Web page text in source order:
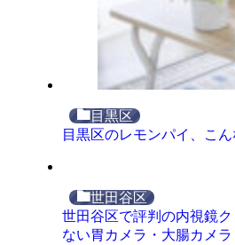
目黒区
目黒区のレモンパイ、こ
世田谷区
世田谷区で評判の内視鏡ク
ない胃カメラ・大腸カメラ